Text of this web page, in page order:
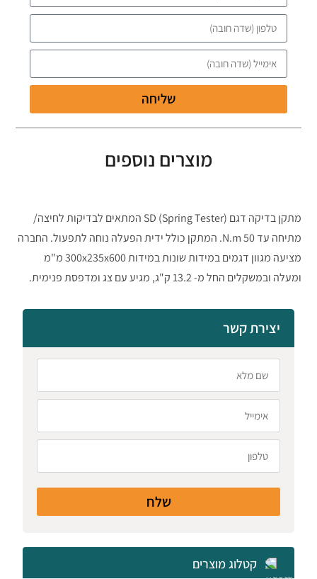
שליחה
מוצרים נוספים
מתקן בדיקה דגם SD (Spring Tester) המתאים לבדיקות לחיצה/
מתיחה עד 50 N.m. המתקן כולל ידית הפעלה נוחה לתפעול. החברה
מציעה מגוון דגמים במידות שונות במידות 300x235x600 מ"מ
ומעלה ובמשקלים החל מ- 13.2 ק"ג, מגיע עם צג ומדפסת פנימית.
יצירת קשר
שלח
קטלוג מוצרים